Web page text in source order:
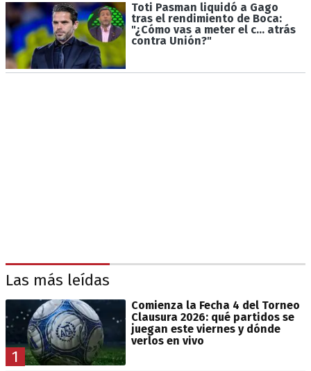
Toti Pasman liquidó a Gago
tras el rendimiento de Boca:
"¿Cómo vas a meter el c... atrás
contra Unión?"
Las más leídas
1
Comienza la Fecha 4 del Torneo
Clausura 2026: qué partidos se
juegan este viernes y dónde
verlos en vivo